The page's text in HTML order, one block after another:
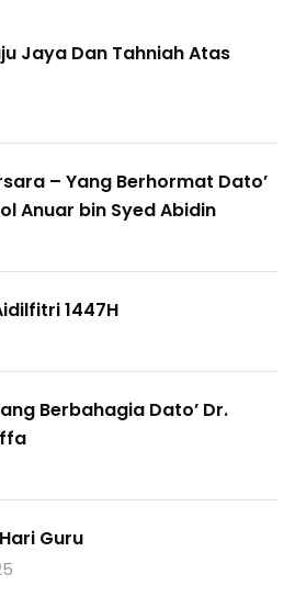
Jaya Dan Tahniah Atas
– Yang Berhormat Dato’
Anuar bin Syed Abidin
1447H
Berbahagia Dato’ Dr.
Guru